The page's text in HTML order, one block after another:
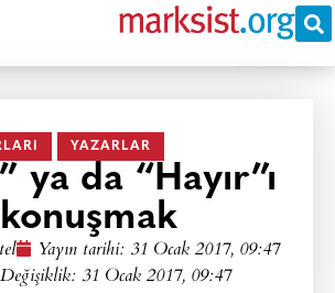
YAZARLAR
ya da “Hayır”ı
konuşmak
Yayın tarihi: 31 Ocak 2017, 09:47
31 Ocak 2017, 09:47